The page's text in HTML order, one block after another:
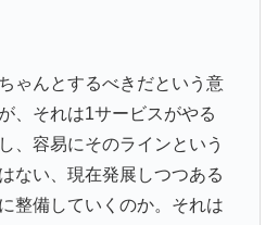
ゃんとするべきだという意
、それは1サービスがやる
、容易にそのラインという
ない、現在発展しつつある
整備していくのか。それは